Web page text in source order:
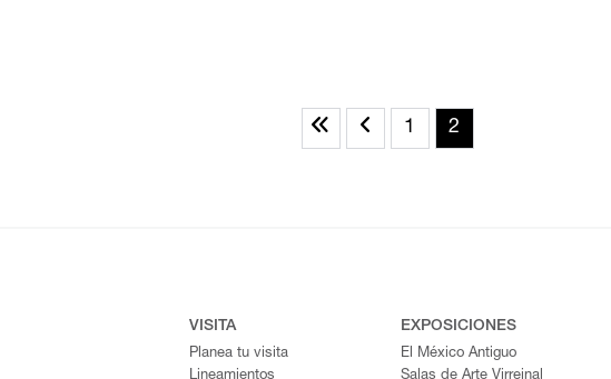
1 2
VISITA
Planea tu visita
EXPOSICIONES
El México Antiguo